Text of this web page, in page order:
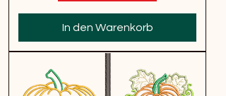
In den Warenkorb